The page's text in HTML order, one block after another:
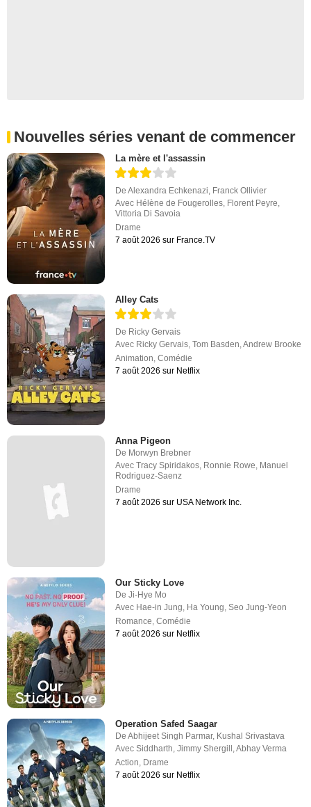
Nouvelles séries venant de commencer
La mère et l'assassin
DeAlexandra Echkenazi Franck Ollivier
Avec Hélène de Fougerolles Florent Peyre
Vittoria Di Savoia
Drame
7 août 2026 sur France.TV
Alley Cats
De Ricky Gervais
Avec Ricky Gervais,Tom Basden,Andrew Brooke
Animation,Comédie
7 août 2026 sur Netflix
Anna Pigeon
De Morwyn Brebner
AvecTracy Spiridakos, Ronnie Rowe, Manuel
Rodriguez-Saenz
Drame
7 août 2026 sur USA Network Inc.
Our Sticky Love
DeJi-Hye Mo
Avec Hae-in Jung Ha Young ,Seo Jung-Yeon
Romance ,Comédie
7 août 2026 sur Netflix
Operation Safed Saagar
DeAbhijeet Singh Parmar, Kushal Srivastava
AvecSiddharth,Jimmy Shergill,Abhay Verma
Action, Drame
7 août 2026 sur Netflix